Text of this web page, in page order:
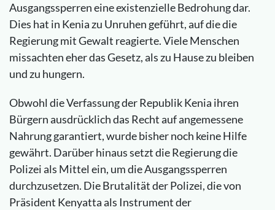
Ausgangssperren eine existenzielle Bedrohung dar.
Dies hat in Kenia zu Unruhen geführt, auf die die
Regierung mit Gewalt reagierte. Viele Menschen
missachten eher das Gesetz, als zu Hause zu bleiben
und zu hungern.
Obwohl die Verfassung der Republik Kenia ihren
Bürgern ausdrücklich das Recht auf angemessene
Nahrung garantiert, wurde bisher noch keine Hilfe
gewährt. Darüber hinaus setzt die Regierung die
Polizei als Mittel ein, um die Ausgangssperren
durchzusetzen. Die Brutalität der Polizei, die von
Präsident Kenyatta als Instrument der